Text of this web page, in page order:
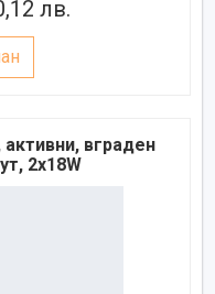
лв.
вграден
2x18W